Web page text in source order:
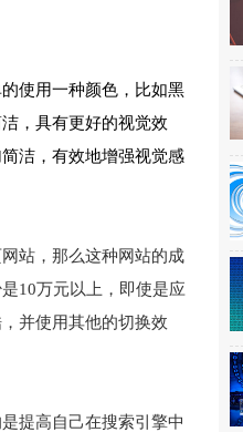
使用一种颜色，比如黑
，具有更好的视觉效
洁，有效地增强视觉感
站，那么这种网站的成
10万元以上，即使是应
并使用其他的切换效
提高自己在搜索引擎中